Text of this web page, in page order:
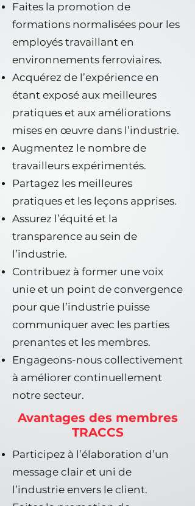
Faites la promotion de
formations normalisées pour les
employés travaillant en
environnements ferroviaires.
Acquérez de l’expérience en
étant exposé aux meilleures
pratiques et aux améliorations
mises en œuvre dans l’industrie.
Augmentez le nombre de
travailleurs expérimentés.
Partagez les meilleures
pratiques et les leçons apprises.
Assurez l’équité et la
transparence au sein de
l’industrie.
Contribuez à former une voix
unie et un point de convergence
pour que l’industrie puisse
communiquer avec les parties
prenantes et les membres.
Engageons-nous collectivement
à améliorer continuellement
notre secteur.
Avantages des membres
TRACCS
Participez à l’élaboration d’un
message clair et uni de
l’industrie envers le client.